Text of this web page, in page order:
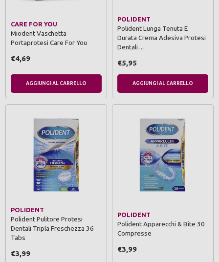
CARE FOR YOU
Miodent Vaschetta
Portaprotesi Care For You
€4,69
AGGIUNGI AL CARRELLO
POLIDENT
Polident Lunga Tenuta E
Durata Crema Adesiva Protesi
Dentali…
€5,95
AGGIUNGI AL CARRELLO
POLIDENT
Polident Pulitore Protesi
Dentali Tripla Freschezza 36
Tabs
€3,99
POLIDENT
Polident Apparecchi & Bite 30
Compresse
€3,99